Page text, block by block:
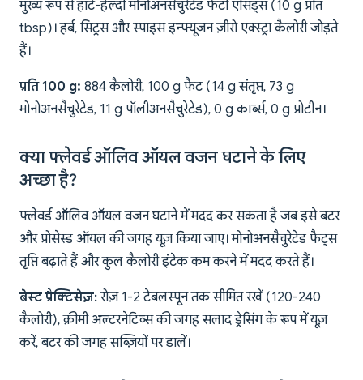
मुख्य रूप से हार्ट-हेल्दी मोनोअनसैचुरेटेड फैटी एसिड्स (10 g प्रति
tbsp)। हर्ब, सिट्रस और स्पाइस इन्फ्यूजन ज़ीरो एक्स्ट्रा कैलोरी जोड़ते
हैं।
प्रति 100 g: 884 कैलोरी, 100 g फैट (14 g संतृप्त, 73 g
मोनोअनसैचुरेटेड, 11 g पॉलीअनसैचुरेटेड), 0 g कार्ब्स, 0 g प्रोटीन।
क्या फ्लेवर्ड ऑलिव ऑयल वजन घटाने के लिए
अच्छा है?
फ्लेवर्ड ऑलिव ऑयल वजन घटाने में मदद कर सकता है जब इसे बटर
और प्रोसेस्ड ऑयल की जगह यूज़ किया जाए। मोनोअनसैचुरेटेड फैट्स
तृप्ति बढ़ाते हैं और कुल कैलोरी इंटेक कम करने में मदद करते हैं।
बेस्ट प्रैक्टिसेज़:रोज़ 1-2 टेबलस्पून तक सीमित रखें (120-240
कैलोरी), क्रीमी अल्टरनेटिव्स की जगह सलाद ड्रेसिंग के रूप में यूज़
करें, बटर की जगह सब्ज़ियों पर डालें।